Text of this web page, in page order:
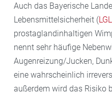
Auch das Bayerische
Lebensmittelsicherheit (
prostaglandinhaltigen
nennt sehr häufige
Augenreizung/Jucken,
eine wahrscheinlich
außerdem wird das Risiko